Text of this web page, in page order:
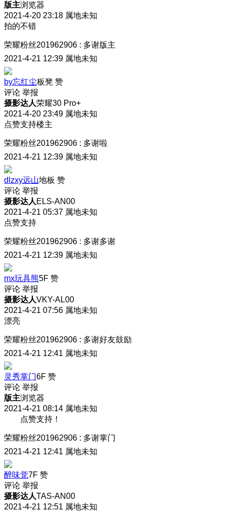
版主浏览器
2021-4-20 23:18 属地未知
拍的不错
荣耀粉丝201962906 : 多谢版主
2021-4-21 12:39 属地未知
by忘红尘板凳 赞
评论 举报
摄影达人荣耀30 Pro+
2021-4-20 23:49 属地未知
点赞支持楼主
荣耀粉丝201962906 : 多谢啦
2021-4-21 12:39 属地未知
dlzxy远山地板 赞
评论 举报
摄影达人 ELS-AN00
2021-4-21 05:37 属地未知
点赞支持
荣耀粉丝201962906 : 多谢多谢
2021-4-21 12:39 属地未知
mx玩具熊5F 赞
评论 举报
摄影达人VKY-AL00
2021-4-21 07:56 属地未知
漂亮
荣耀粉丝201962906 : 多谢好友鼓励
2021-4-21 12:41 属地未知
灵秀掌门6F 赞
评论 举报
版主浏览器
2021-4-21 08:14 属地未知
点赞支持！
荣耀粉丝201962906 : 多谢掌门
2021-4-21 12:41 属地未知
醉味觉7F 赞
评论 举报
摄影达人TAS-AN00
2021-4-21 12:51 属地未知